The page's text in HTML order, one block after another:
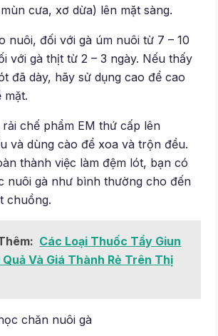
cưa, xơ dừa) lên mặt sàng.
nuôi, đối với gà úm nuôi từ 7 – 10
với gà thịt từ 2 – 3 ngày. Nếu thấy
đã dày, hãy sử dụng cao để cao
mặt.
chế phẩm EM thứ cấp lên
và dùng cào để xoa và trộn đều.
thành việc làm đệm lót, bạn có
nuôi gà như bình thường cho đến
chuồng.
Các Loại Thuốc Tẩy Giun
Quả Và Giá Thành Rẻ Trên Thị